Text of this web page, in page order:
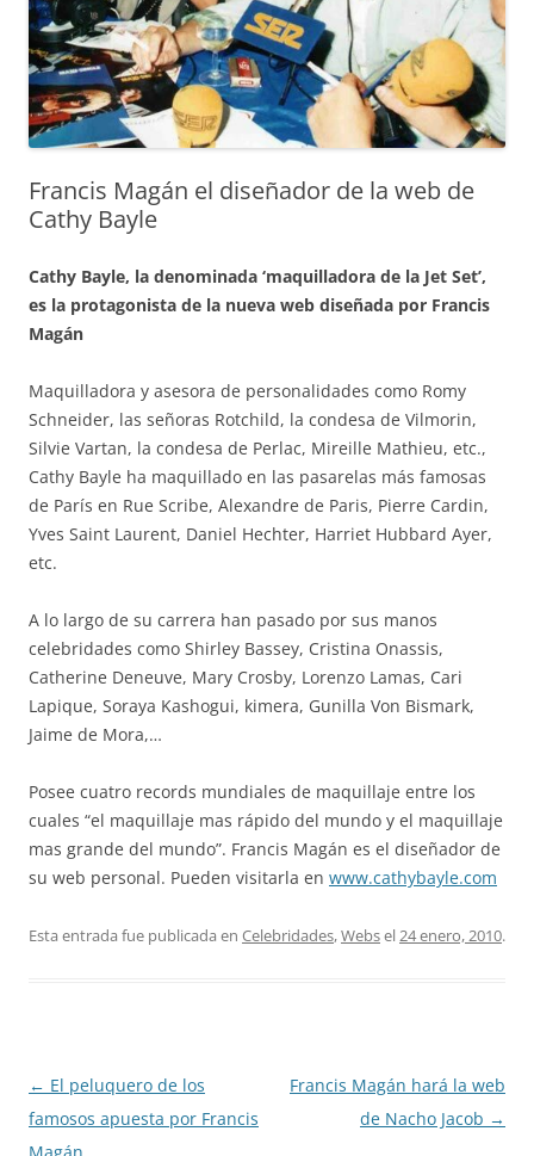
Francis Magán el diseñador de la web de
Cathy Bayle
Cathy Bayle, la denominada ‘maquilladora de la Jet Set’,
es la protagonista de la nueva web diseñada por Francis
Magán
Maquilladora y asesora de personalidades como Romy
Schneider, las señoras Rotchild, la condesa de Vilmorin,
Silvie Vartan, la condesa de Perlac, Mireille Mathieu, etc.,
Cathy Bayle ha maquillado en las pasarelas más famosas
de París en Rue Scribe, Alexandre de Paris, Pierre Cardin,
Yves Saint Laurent, Daniel Hechter, Harriet Hubbard Ayer,
etc.
A lo largo de su carrera han pasado por sus manos
celebridades como Shirley Bassey, Cristina Onassis,
Catherine Deneuve, Mary Crosby, Lorenzo Lamas, Cari
Lapique, Soraya Kashogui, kimera, Gunilla Von Bismark,
Jaime de Mora,…
Posee cuatro records mundiales de maquillaje entre los
cuales “el maquillaje mas rápido del mundo y el maquillaje
mas grande del mundo”. Francis Magán es el diseñador de
su web personal. Pueden visitarla en www.cathybayle.com
Esta entrada fue publicada en Celebridades,Websel24 enero, 2010.
Navegación
de
← El peluquero de los
famosos apuesta por Francis
Francis Magán hará la web
de Nacho Jacob →